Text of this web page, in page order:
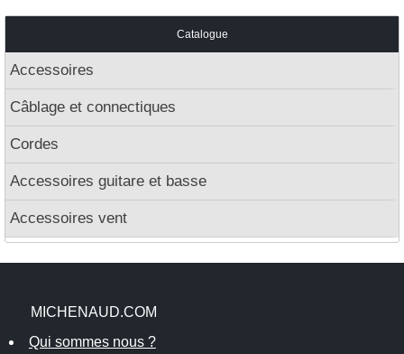
Catalogue
Accessoires
Câblage et connectiques
Cordes
Accessoires guitare et basse
Accessoires vent
MICHENAUD.COM
Qui sommes nous ?